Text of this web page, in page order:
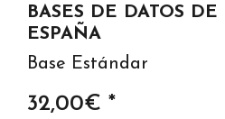
BASES DE DATOS DE
ESPAÑA
Base Estándar
32,00€ *